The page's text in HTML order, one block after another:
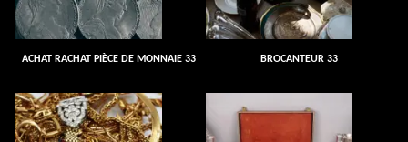
ACHAT RACHAT PIÈCE DE MONNAIE 33 BROCANTEUR 33